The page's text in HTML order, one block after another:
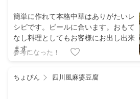
簡単に作れて本格中華はありがたいレ
シピです。ビールに合います。おもて
なし料理としてもお客様にお出し出来
ます。
参考になった！
ちょぴん 四川風麻婆豆腐